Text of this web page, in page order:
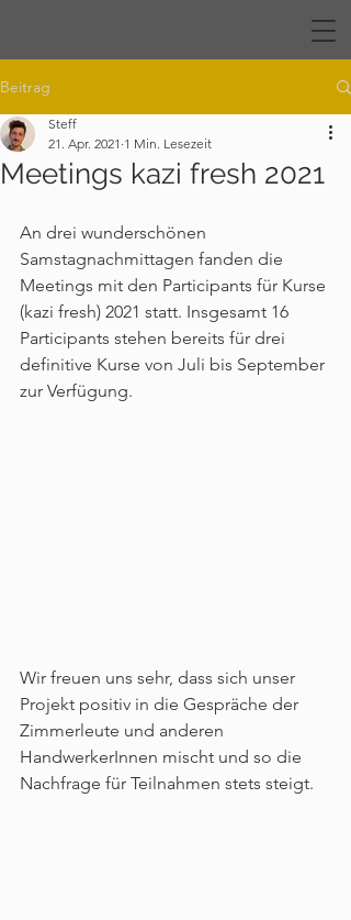
Beitrag
Meetings kazi fresh 2021
Steff
21. Apr. 2021 1 Min. Lesezeit
An drei wunderschönen
Samstagnachmittagen fanden die
Meetings mit den Participants für Kurse
(kazi fresh) 2021 statt. Insgesamt 16
Participants stehen bereits für drei
definitive Kurse von Juli bis September
zur Verfügung.
Wir freuen uns sehr, dass sich unser
Projekt positiv in die Gespräche der
Zimmerleute und anderen
HandwerkerInnen mischt und so die
Nachfrage für Teilnahmen stets steigt.